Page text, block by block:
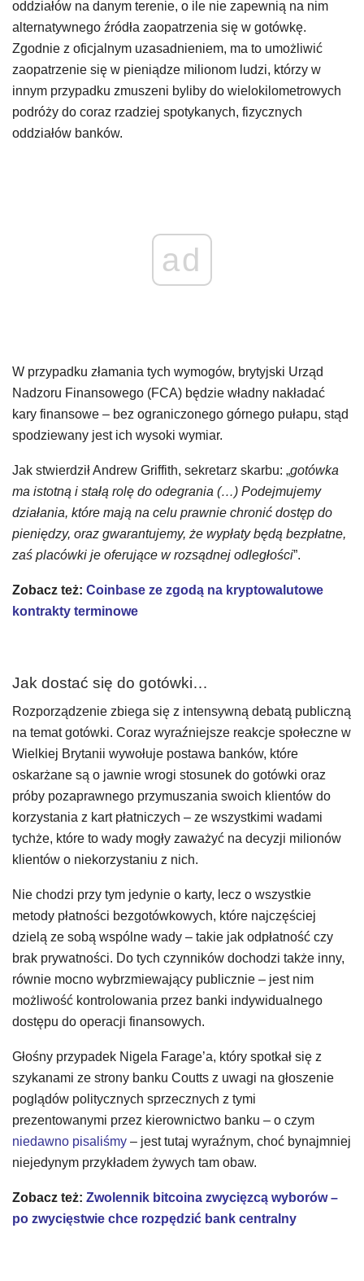
oddziałów na danym terenie, o ile nie zapewnią na nim
alternatywnego źródła zaopatrzenia się w gotówkę.
Zgodnie z oficjalnym uzasadnieniem, ma to umożliwić
zaopatrzenie się w pieniądze milionom ludzi, którzy w
innym przypadku zmuszeni byliby do wielokilometrowych
podróży do coraz rzadziej spotykanych, fizycznych
oddziałów banków.
ad
W przypadku złamania tych wymogów, brytyjski Urząd
Nadzoru Finansowego (FCA) będzie władny nakładać
kary finansowe – bez ograniczonego górnego pułapu, stąd
spodziewany jest ich wysoki wymiar.
Jak stwierdził Andrew Griffith, sekretarz skarbu: „gotówka
ma istotną i stałą rolę do odegrania (…) Podejmujemy
działania, które mają na celu prawnie chronić dostęp do
pieniędzy, oraz gwarantujemy, że wypłaty będą bezpłatne,
zaś placówki je oferujące w rozsądnej odległości”.
Zobacz też: Coinbase ze zgodą na kryptowalutowe
kontrakty terminowe
Jak dostać się do gotówki…
Rozporządzenie zbiega się z intensywną debatą publiczną
na temat gotówki. Coraz wyraźniejsze reakcje społeczne w
Wielkiej Brytanii wywołuje postawa banków, które
oskarżane są o jawnie wrogi stosunek do gotówki oraz
próby pozaprawnego przymuszania swoich klientów do
korzystania z kart płatniczych – ze wszystkimi wadami
tychże, które to wady mogły zaważyć na decyzji milionów
klientów o niekorzystaniu z nich.
Nie chodzi przy tym jedynie o karty, lecz o wszystkie
metody płatności bezgotówkowych, które najczęściej
dzielą ze sobą wspólne wady – takie jak odpłatność czy
brak prywatności. Do tych czynników dochodzi także inny,
równie mocno wybrzmiewający publicznie – jest nim
możliwość kontrolowania przez banki indywidualnego
dostępu do operacji finansowych.
Głośny przypadek Nigela Farage’a, który spotkał się z
szykanami ze strony banku Coutts z uwagi na głoszenie
poglądów politycznych sprzecznych z tymi
prezentowanymi przez kierownictwo banku – o czym
niedawno pisaliśmy – jest tutaj wyraźnym, choć bynajmniej
niejedynym przykładem żywych tam obaw.
Zobacz też: Zwolennik bitcoina zwycięzcą wyborów –
po zwycięstwie chce rozpędzić bank centralny